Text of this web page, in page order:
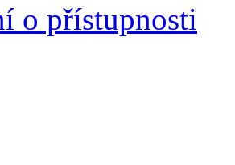
o přístupnosti